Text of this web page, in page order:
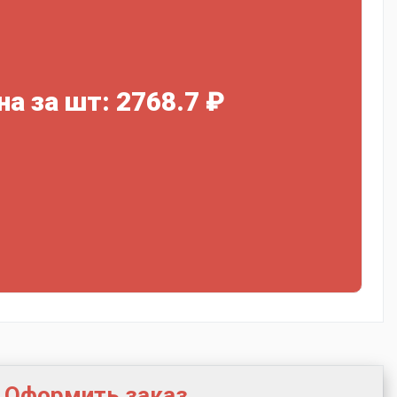
за шт: 2768.7 ₽